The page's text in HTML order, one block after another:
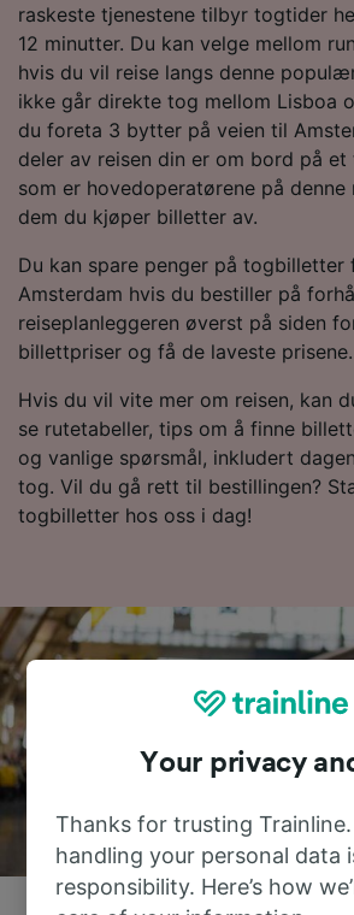
raskeste tjenestene tilbyr togtider
12 minutter. Du kan velge mellom
hvis du vil reise langs denne
ikke går direkte tog mellom Lisboa
du foreta 3 bytter på veien til
deler av reisen din er om bord på et
som er hovedoperatørene på denne
dem du kjøper billetter av.
Du kan spare penger på togbilletter
Amsterdam hvis du bestiller på
reiseplanleggeren øverst på siden
billettpriser og få de laveste prisene.
Hvis du vil vite mer om reisen, kan
se rutetabeller, tips om å finne
og vanlige spørsmål, inkludert
tog. Vil du gå rett til bestillingen?
togbilletter hos oss i dag!
Your privacy
Thanks for trusting
handling your personal data
responsibility. Here’s how